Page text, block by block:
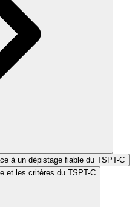
à un dépistage fiable du TSPT-C
et les critères du TSPT-C